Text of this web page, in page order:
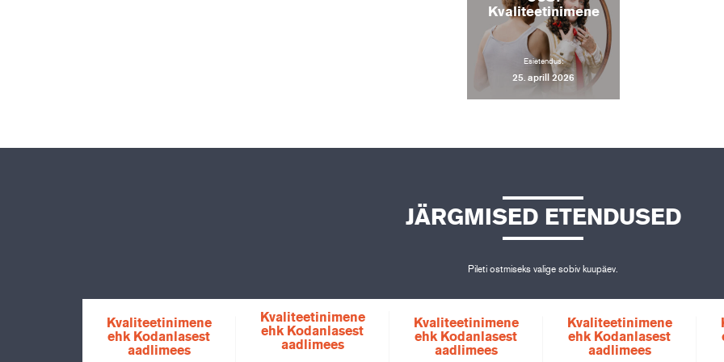
Kvaliteetinimene
Esietendus:
25. aprill 2026
JÄRGMISED ETENDUSED
Pileti ostmiseks valige sobiv kuupäev.
Kvaliteetinimene
ehk Kodanlasest
aadlimees
Kvaliteetinimene
ehk Kodanlasest
aadlimees
Kvaliteetinimene
ehk Kodanlasest
aadlimees
Kvaliteetinimene
ehk Kodanlasest
aadlimees